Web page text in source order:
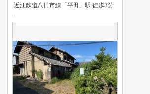
近江鉄道八日市線「平田」駅 徒歩3分
-